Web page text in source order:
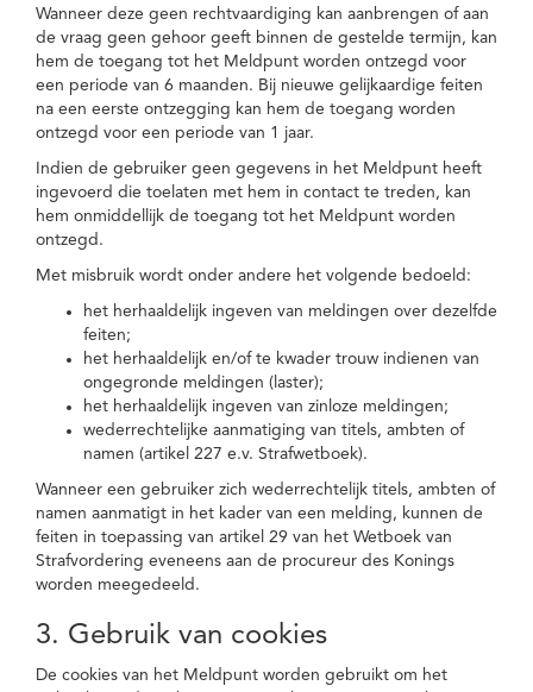
Wanneer deze geen rechtvaardiging kan aanbrengen of aan
de vraag geen gehoor geeft binnen de gestelde termijn, kan
hem de toegang tot het Meldpunt worden ontzegd voor
een periode van 6 maanden. Bij nieuwe gelijkaardige feiten
na een eerste ontzegging kan hem de toegang worden
ontzegd voor een periode van 1 jaar.
Indien de gebruiker geen gegevens in het Meldpunt heeft
ingevoerd die toelaten met hem in contact te treden, kan
hem onmiddellijk de toegang tot het Meldpunt worden
ontzegd.
Met misbruik wordt onder andere het volgende bedoeld:
het herhaaldelijk ingeven van meldingen over dezelfde
feiten;
het herhaaldelijk en/of te kwader trouw indienen van
ongegronde meldingen (laster);
het herhaaldelijk ingeven van zinloze meldingen;
wederrechtelijke aanmatiging van titels, ambten of
namen (artikel 227 e.v. Strafwetboek).
Wanneer een gebruiker zich wederrechtelijk titels, ambten of
namen aanmatigt in het kader van een melding, kunnen de
feiten in toepassing van artikel 29 van het Wetboek van
Strafvordering eveneens aan de procureur des Konings
worden meegedeeld.
3. Gebruik van cookies
De cookies van het Meldpunt worden gebruikt om het